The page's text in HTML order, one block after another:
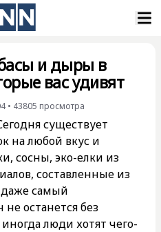
и дыры в
вас удивят
• 43805 просмотра
существует
на любой вкус и
сосны, эко-елки из
составленные из
даже самый
останется без
люди хотят чего-